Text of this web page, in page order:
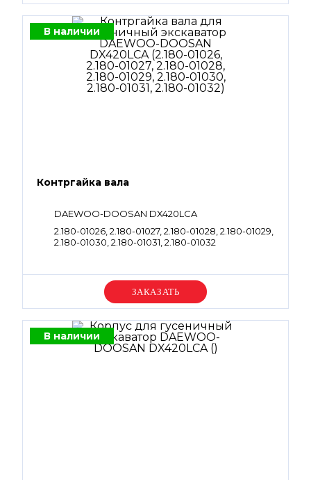
В наличии
Контргайка вала
DAEWOO-DOOSAN DX420LCA
2.180-01026, 2.180-01027, 2.180-01028, 2.180-01029,
2.180-01030, 2.180-01031, 2.180-01032
Уточняйте цену
В наличии